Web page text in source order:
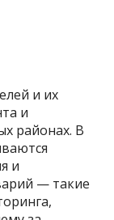
и их
и
районах. В
и
— такие